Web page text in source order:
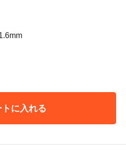
トに入れる